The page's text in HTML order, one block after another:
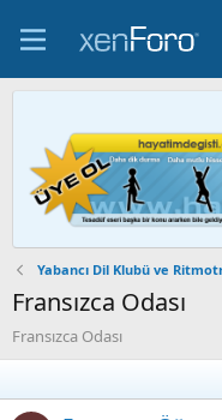
Yabancı Dil Klubü ve
Fransızca Odası
Fransızca Odası